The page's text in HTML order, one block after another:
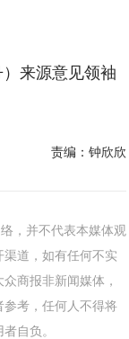
来源意见领袖
责编： 钟欣欣
，并不代表本媒体观
道，如有任何不实
商报非新闻媒体，
考，任何人不得将
自负。